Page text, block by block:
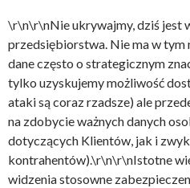
\r\n\r\nNie ukrywajmy, dziś jest
przedsiębiorstwa. Nie ma w tym
dane często o strategicznym
tylko uzyskujemy możliwość
ataki są coraz rzadsze) ale
na zdobycie ważnych danych
dotyczących Klientów, jak i
kontrahentów).\r\n\r\nIstotne
widzenia stosowne